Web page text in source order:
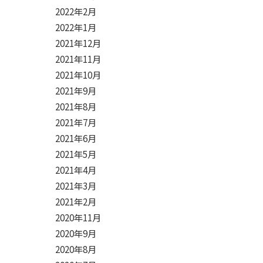
2022年2月
2022年1月
2021年12月
2021年11月
2021年10月
2021年9月
2021年8月
2021年7月
2021年6月
2021年5月
2021年4月
2021年3月
2021年2月
2020年11月
2020年9月
2020年8月